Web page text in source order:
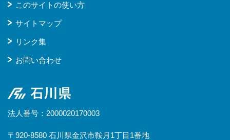
このサイトの使い方
サイトマップ
リンク集
お問い合わせ
石川県
法人番号：2000020170003
〒920-8580 石川県金沢市鞍月1丁目1番地